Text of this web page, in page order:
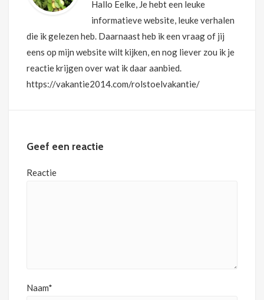
Hallo Eelke, Je hebt een leuke
informatieve website, leuke verhalen
die ik gelezen heb. Daarnaast heb ik een vraag of jij
eens op mijn website wilt kijken, en nog liever zou ik je
reactie krijgen over wat ik daar aanbied.
https://vakantie2014.com/rolstoelvakantie/
Geef een reactie
Reactie
Naam*